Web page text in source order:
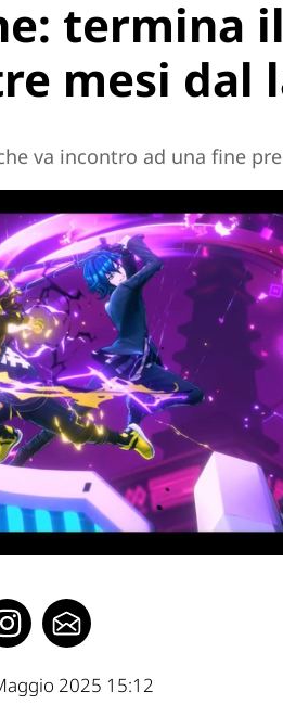
termina
mesi dal
va incontro ad una fine
2025 15:12